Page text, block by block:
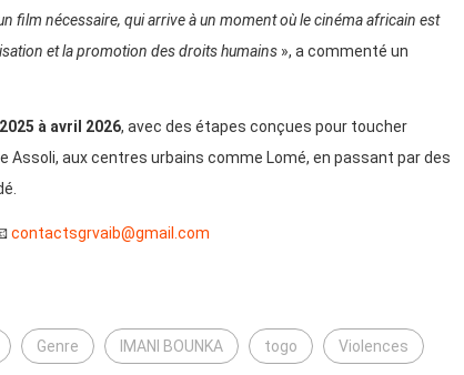
film nécessaire, qui arrive à un moment où le cinéma africain est
et la promotion des droits humains », a commenté un
à avril 2026, avec des étapes conçues pour toucher
aux centres urbains comme Lomé, en passant par des
contactsgrvaib@gmail.com
Genre IMANI BOUNKA togo Violences